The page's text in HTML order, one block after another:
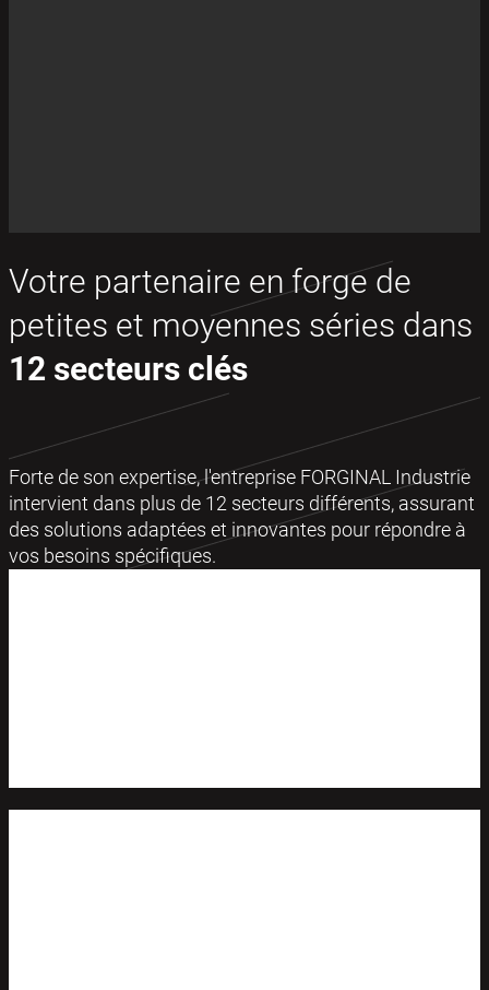
Votre partenaire en forge de
petites et moyennes séries dans
12 secteurs clés
Forte de son expertise, l'entreprise FORGINAL Industrie
intervient dans plus de 12 secteurs différents, assurant
des solutions adaptées et innovantes pour répondre à
vos besoins spécifiques.